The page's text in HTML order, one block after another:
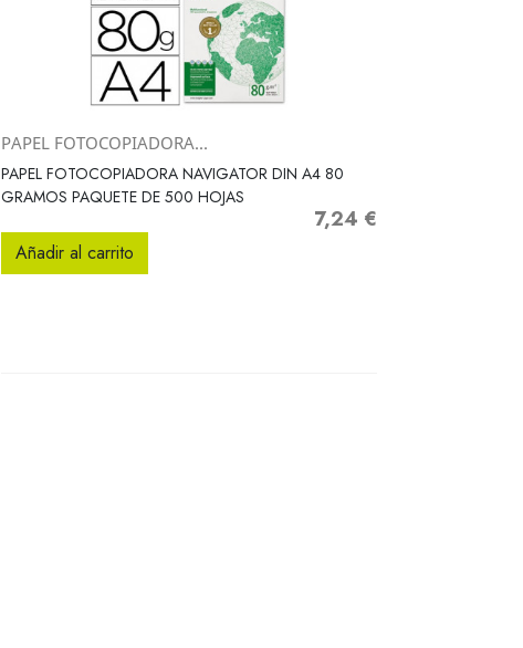
Vista rápida
PAPEL FOTOCOPIADORA...
PAPEL FOTOCOPIADORA NAVIGATOR DIN A4 80
GRAMOS PAQUETE DE 500 HOJAS
Precio
7,24 €
Añadir al carrito